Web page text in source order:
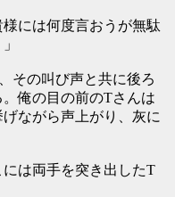
様には何度言おうが無駄
その叫び声と共に後ろ
俺の目の前のTさんは
ながら声上がり、灰に
は両手を突き出したT